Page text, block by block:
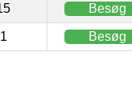
Besøg
Besøg